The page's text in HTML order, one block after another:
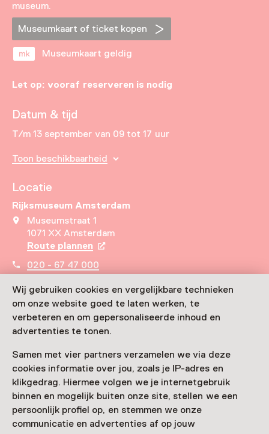
Wij gebruiken cookies en vergelijkbare technieken
om onze website goed te laten werken, te
verbeteren en om gepersonaliseerde inhoud en
advertenties te tonen.
Samen met vier partners verzamelen we via deze
cookies informatie over jou, zoals je IP-adres en
klikgedrag. Hiermee volgen we je internetgebruik
binnen en mogelijk buiten onze site, stellen we een
persoonlijk profiel op, en stemmen we onze
communicatie en advertenties af op jouw
museum.
Museumkaart of ticket kopen
Museumkaart geldig
Let op: vooraf reserveren is nodig
Datum & tijd
T/m 13 september van 09 tot 17 uur
Toon beschikbaarheid
Locatie
Rijksmuseum Amsterdam
Museumstraat 1
1071 XX Amsterdam
Route plannen Opent in een nieuw tabblad
020 - 67 47 000
Vandaag open van 09:00 tot 17:00 uur
Meer openingstijden
Zien & doen in
Rijksmuseum
Amsterdam